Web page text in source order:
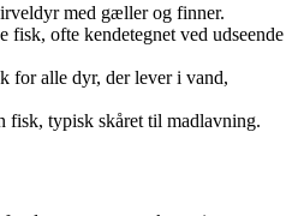
med gæller og finner.
fisk, ofte kendetegnet ved udseende
for alle dyr, der lever i vand,
fisk, typisk skåret til madlavning.